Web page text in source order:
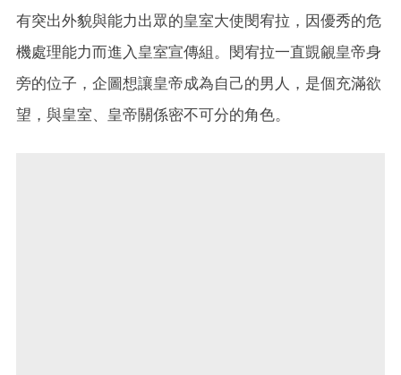
有突出外貌與能力出眾的皇室大使閔宥拉，因優秀的危
機處理能力而進入皇室宣傳組。閔宥拉一直覬覦皇帝身
旁的位子，企圖想讓皇帝成為自己的男人，是個充滿欲
望，與皇室、皇帝關係密不可分的角色。